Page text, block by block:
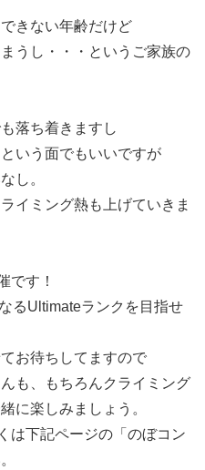
きない年齢だけど
うし・・・というご家族の
落ち着きますし
いう面でもいいですが
し。
イミング熱も上げていきま
です！
るUltimateランクを目指せ
お待ちしてますので
も、もちろんクライミング
に楽しみましょう。
は下記ページの「のぼコン